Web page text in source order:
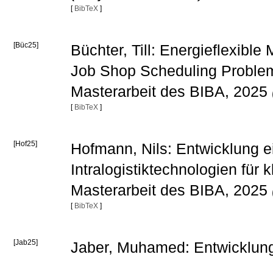
[ BibTeX ]
[Büc25]
Büchter, Till: Energieflexible
Job Shop Scheduling
Masterarbeit des BIBA, 2025
[ BibTeX ]
[Hof25]
Hofmann, Nils: Entwicklung
Intralogistiktechnologien für
Masterarbeit des BIBA, 2025
[ BibTeX ]
[Jab25] Jaber, Muhamed: